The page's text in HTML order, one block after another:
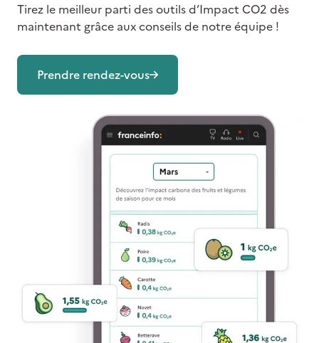
Tirez le meilleur parti des outils d’Impact CO2 dès
maintenant grâce aux conseils de notre équipe !
Prendre rendez-vous